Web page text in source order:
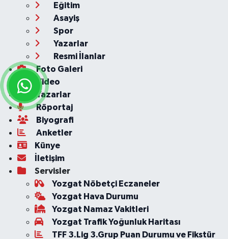
Eğitim
Asayiş
Spor
Yazarlar
Resmi İlanlar
Foto Galeri
Video
Yazarlar
Röportaj
Biyografi
Anketler
Künye
İletişim
Servisler
Yozgat Nöbetçi Eczaneler
Yozgat Hava Durumu
Yozgat Namaz Vakitleri
Yozgat Trafik Yoğunluk Haritası
TFF 3.Lig 3.Grup Puan Durumu ve Fikstür